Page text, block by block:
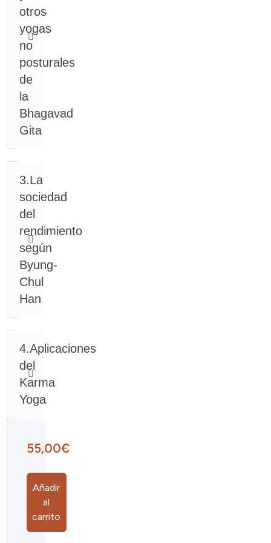
todas
acciones
sean
«yóguicas»
«contemplativas»,
transformando
yoga
«integral»
(entero).
diferencia
que
suelen
explicar
formaciones,
mucho
más
seva
(servicio
otros
yogas
no
posturales
de
la
Bhagavad
Gita
3.La
sociedad
del
rendimiento
según
Byung-
Chul
Han
4.Aplicaciones
del
Karma
Yoga
55,00€
Añadir
al
carrito